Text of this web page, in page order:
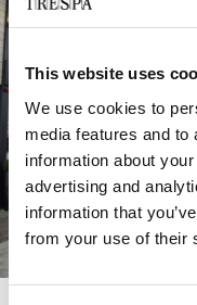
This website uses
We use cookies to
media features and
information about
advertising and
information that
from your use of their